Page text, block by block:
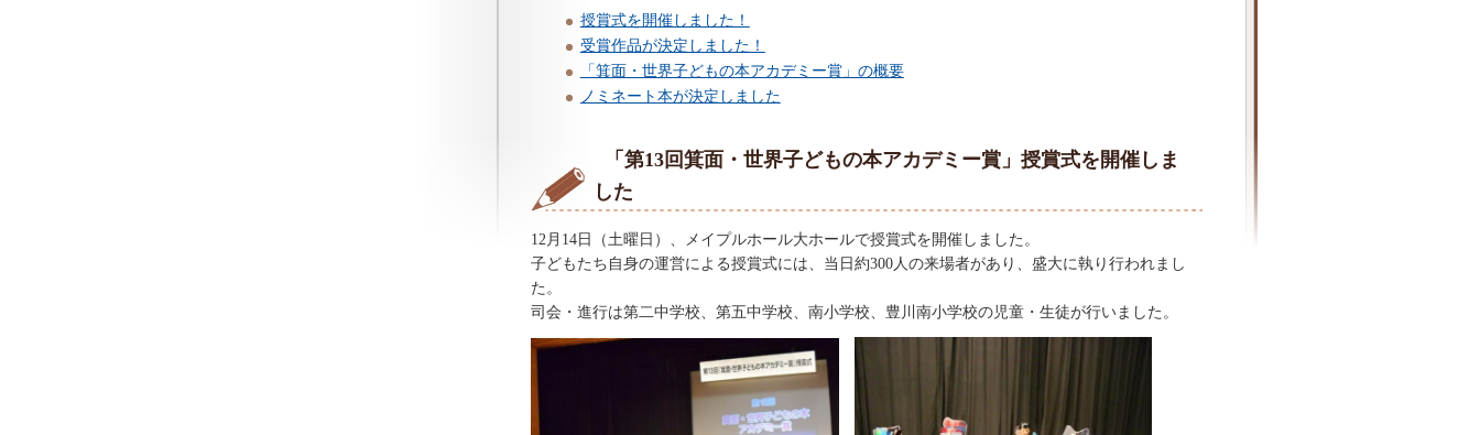
授賞式を開催しました！
受賞作品が決定しました！
「箕面・世界子どもの本アカデミー賞」の概要
ノミネート本が決定しました
「第13回箕面・世界子どもの本アカデミー賞」授賞式を開催しま
した
12月14日（土曜日）、メイプルホール大ホールで授賞式を開催しました。
子どもたち自身の運営による授賞式には、当日約300人の来場者があり、盛大に執り行われまし
た。
司会・進行は第二中学校、第五中学校、南小学校、豊川南小学校の児童・生徒が行いました。